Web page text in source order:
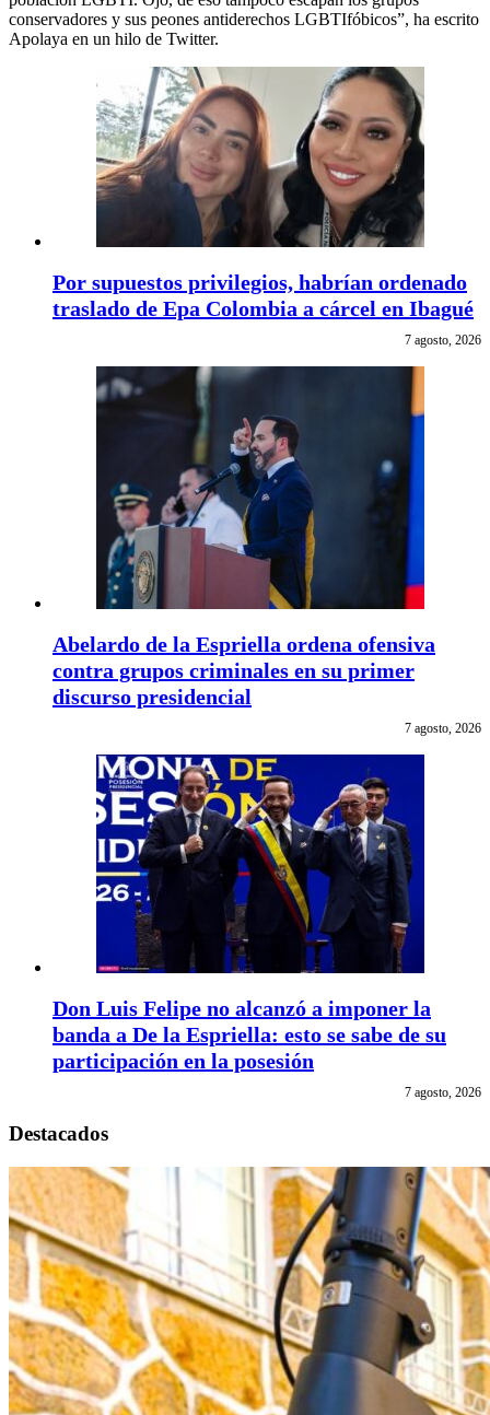
conservadores y sus peones antiderechos LGBTIfóbicos”, ha escrito
Apolaya en un hilo de Twitter.
Por supuestos privilegios, habrían ordenado
traslado de Epa Colombia a cárcel en Ibagué
7 agosto, 2026
Abelardo de la Espriella ordena ofensiva
contra grupos criminales en su primer
discurso presidencial
7 agosto, 2026
Don Luis Felipe no alcanzó a imponer la
banda a De la Espriella: esto se sabe de su
participación en la posesión
7 agosto, 2026
Destacados